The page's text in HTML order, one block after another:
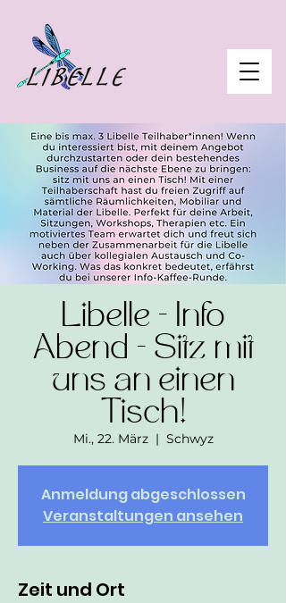
Libelle - Info
Abend - Sitz mit
uns an einen
Tisch!
Mi., 22. März
  |
Schwyz
Anmeldung abgeschlossen
Veranstaltungen ansehen
Zeit und Ort